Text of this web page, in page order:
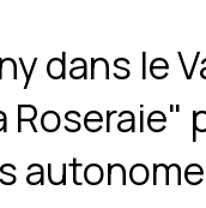
dans le